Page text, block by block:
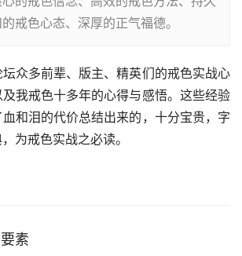
戒色心态、深厚的正气福德。
众多前辈、版主、精英们的戒色实战心
我戒色十多年的心得与感悟。这些经验
和泪的代价总结出来的，十分宝贵，字
为戒色实战之必读。
素